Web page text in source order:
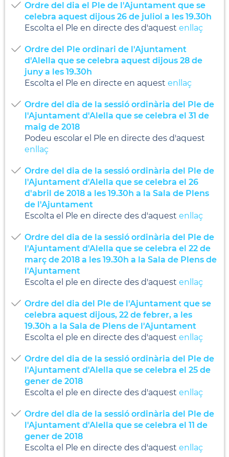
Ordre del dia el Ple de l'Ajuntament que se
celebra aquest dijous 26 de juliol a les 19.30h
Escolta el Ple en directe des d'aquest enllaç
Ordre del Ple ordinari de l'Ajuntament
d'Alella que se celebra aquest dijous 28 de
juny a les 19.30h
Escolta el Ple en directe en aquest enllaç
Ordre del dia de la sessió ordinària del Ple de
l'Ajuntament d'Alella que se celebra el 31 de
maig de 2018
Podeu escolar el Ple en directe des d'aquest
enllaç
Ordre del dia de la sessió ordinària del Ple de
l'Ajuntament d'Alella que se celebra el 26
d'abril de 2018 a les 19.30h a la Sala de Plens
de l'Ajuntament
Escolta el Ple en directe des d'aquest enllaç
Ordre del dia de la sessió ordinària del Ple de
l'Ajuntament d'Alella que se celebra el 22 de
març de 2018 a les 19.30h a la Sala de Plens de
l'Ajuntament
Escolta el ple en directe des d'aquest enllaç
Ordre del dia del Ple de l'Ajuntament que se
celebra aquest dijous, 22 de febrer, a les
19.30h a la Sala de Plens de l'Ajuntament
Escolta el ple en directe des d'aquest enllaç
Ordre del dia de la sessió ordinària del Ple de
l'Ajuntament d'Alella que se celebra el 25 de
gener de 2018
Escolta el ple en directe des d'aquest enllaç
Ordre del dia de la sessió ordinària del Ple de
l'Ajuntament d'Alella que se celebra el 11 de
gener de 2018
Escolta el Ple en directe des d'aquest enllaç